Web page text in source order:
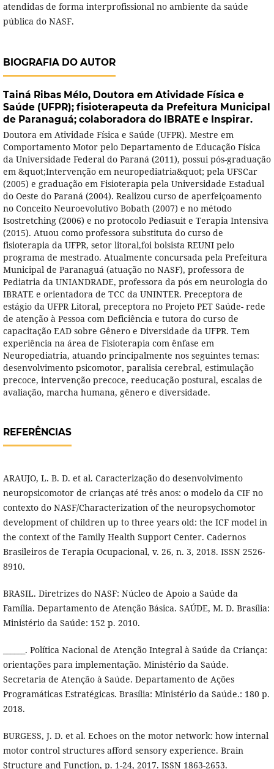
atendidas de forma interprofissional no ambiente da saúde
pública do NASF.
BIOGRAFIA DO AUTOR
Tainá Ribas Mélo, Doutora em Atividade Física e
Saúde (UFPR); fisioterapeuta da Prefeitura Municipal
de Paranaguá; colaboradora do IBRATE e Inspirar.
Doutora em Atividade Física e Saúde (UFPR). Mestre em
Comportamento Motor pelo Departamento de Educação Física
da Universidade Federal do Paraná (2011), possui pós-graduação
em &quot;Intervenção em neuropediatria&quot; pela UFSCar
(2005) e graduação em Fisioterapia pela Universidade Estadual
do Oeste do Paraná (2004). Realizou curso de aperfeiçoamento
no Conceito Neuroevolutivo Bobath (2007) e no método
Isostretching (2006) e no protocolo Pediasuit e Terapia Intensiva
(2015). Atuou como professora substituta do curso de
fisioterapia da UFPR, setor litoral,foi bolsista REUNI pelo
programa de mestrado. Atualmente concursada pela Prefeitura
Municipal de Paranaguá (atuação no NASF), professora de
Pediatria da UNIANDRADE, professora da pós em neurologia do
IBRATE e orientadora de TCC da UNINTER. Preceptora de
estágio da UFPR Litoral, preceptora no Projeto PET Saúde- rede
de atenção à Pessoa com Deficiência e tutora do curso de
capacitação EAD sobre Gênero e Diversidade da UFPR. Tem
experiência na área de Fisioterapia com ênfase em
Neuropediatria, atuando principalmente nos seguintes temas:
desenvolvimento psicomotor, paralisia cerebral, estimulação
precoce, intervenção precoce, reeducação postural, escalas de
avaliação, marcha humana, gênero e diversidade.
REFERÊNCIAS
ARAUJO, L. B. D. et al. Caracterização do desenvolvimento
neuropsicomotor de crianças até três anos: o modelo da CIF no
contexto do NASF/Characterization of the neuropsychomotor
development of children up to three years old: the ICF model in
the context of the Family Health Support Center. Cadernos
Brasileiros de Terapia Ocupacional, v. 26, n. 3, 2018. ISSN 2526-
8910.
BRASIL. Diretrizes do NASF: Núcleo de Apoio a Saúde da
Família. Departamento de Atenção Básica. SAÚDE, M. D. Brasília:
Ministério da Saúde: 152 p. 2010.
______. Política Nacional de Atenção Integral à Saúde da Criança:
orientações para implementação. Ministério da Saúde.
Secretaria de Atenção à Saúde. Departamento de Ações
Programáticas Estratégicas. Brasília: Ministério da Saúde.: 180 p.
2018.
BURGESS, J. D. et al. Echoes on the motor network: how internal
motor control structures afford sensory experience. Brain
Structure and Function, p. 1-24, 2017. ISSN 1863-2653.